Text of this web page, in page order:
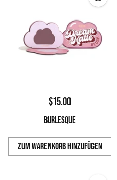
$15.00
BURLESQUE
Zum Warenkorb hinzufügen
Anzahl